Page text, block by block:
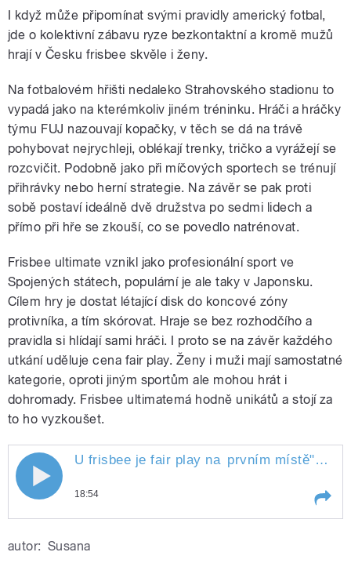
I když může připomínat svými pravidly americký fotbal,
jde o kolektivní zábavu ryze bezkontaktní a kromě mužů
hrají v Česku frisbee skvěle i ženy.
Na fotbalovém hřišti nedaleko Strahovského stadionu to
vypadá jako na kterémkoliv jiném tréninku. Hráči a hráčky
týmu FUJ nazouvají kopačky, v těch se dá na trávě
pohybovat nejrychleji, oblékají trenky, tričko a vyrážejí se
rozcvičit. Podobně jako při míčových sportech se trénují
přihrávky nebo herní strategie. Na závěr se pak proti
sobě postaví ideálně dvě družstva po sedmi lidech a
přímo při hře se zkouší, co se povedlo natrénovat.
Frisbee ultimate vznikl jako profesionální sport ve
Spojených státech, populární je ale taky v Japonsku.
Cílem hry je dostat létající disk do koncové zóny
protivníka, a tím skórovat. Hraje se bez rozhodčího a
pravidla si hlídají sami hráči. I proto se na závěr každého
utkání uděluje cena fair play. Ženy i muži mají samostatné
kategorie, oproti jiným sportům ale mohou hrát i
dohromady. Frisbee ultimatemá hodně unikátů a stojí za
to ho vyzkoušet.
U frisbee je fair play na prvním místě
U frisbee je fair play na prvním místě" style="">
18:54
autor: Susana